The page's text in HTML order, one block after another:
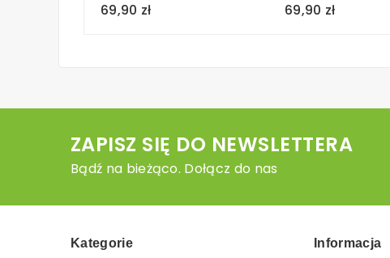
69,90 zł 69,90 zł
ZAPISZ SIĘ DO NEWSLETTERA
Bądź na bieżąco. Dołącz do nas
Kategorie Informacja